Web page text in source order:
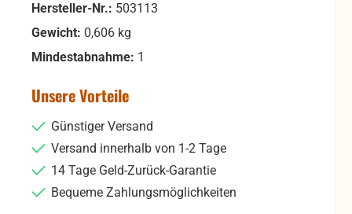
Hersteller-Nr.: 503113
Gewicht: 0,606 kg
Mindestabnahme: 1
Unsere Vorteile
Günstiger Versand
Versand innerhalb von 1-2 Tage
14 Tage Geld-Zurück-Garantie
Bequeme Zahlungsmöglichkeiten